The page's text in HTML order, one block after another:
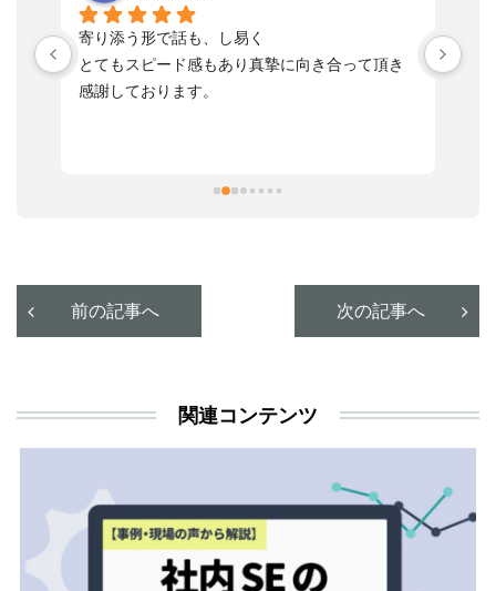
寄り添う形で話も、し易く
とてもスピード感もあり真摯に向き合って頂き
感謝しております。
前の記事へ 次の記事へ
関連コンテンツ